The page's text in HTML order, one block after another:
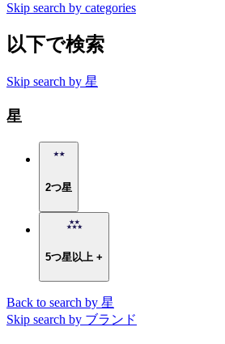
Skip search by categories
以下で検索
Skip search by 星
星
2つ星
5つ星以上 +
Back to search by 星
Skip search by ブランド